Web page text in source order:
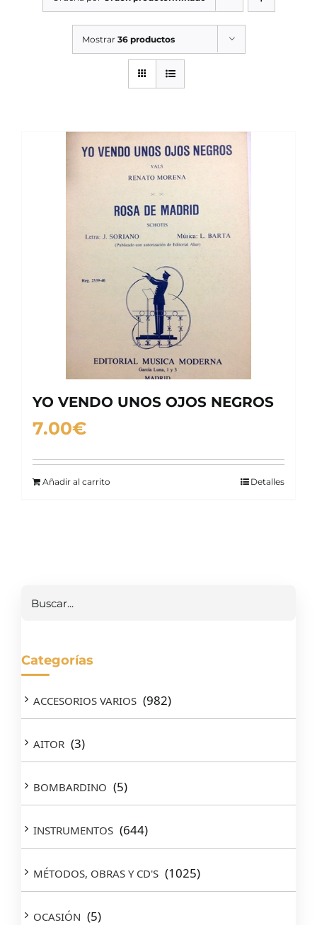
SERVICIOS TALLER
SERVICIOS TALLER
Mostrar 36 productos
YO VENDO UNOS OJOS NEGROS
7.00€
Añadir al carrito Detalles
Categorías
ACCESORIOS VARIOS (982)
AITOR (3)
BOMBARDINO (5)
INSTRUMENTOS (644)
MÉTODOS, OBRAS Y CD'S (1025)
OCASIÓN (5)